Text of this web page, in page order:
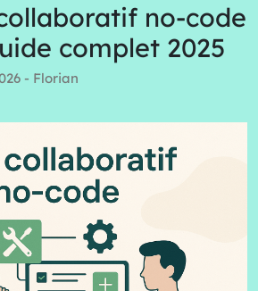
no-code
complet 2025
- Florian